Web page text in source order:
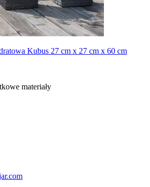
Kubus 27 cm x 27 cm x 60 cm
materiały